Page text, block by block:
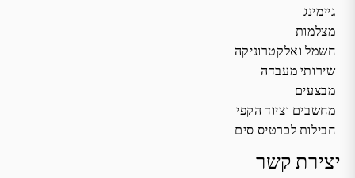
גיימינג
מצלמות
חשמל ואלקטרוניקה
שירותי מעבדה
מבצעים
מחשבים וציוד הקפי
חבילות לכרטיס סים
יצירת קשר